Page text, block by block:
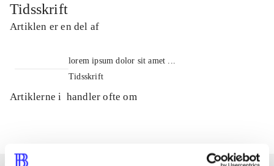
Tidsskrift
Artiklen er en del af
lorem ipsum dolor sit amet ...
Tidsskrift
Artiklerne i handler ofte om